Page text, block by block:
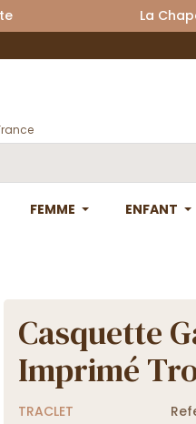
La
FEMME ENFANT
Casquette
Imprimé
TRACLET